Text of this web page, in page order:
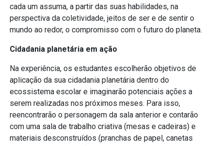
cada um assuma, a partir das suas habilidades, na
perspectiva da coletividade, jeitos de ser e de sentir o
mundo ao redor, o compromisso com o futuro do planeta.
Cidadania planetária em ação
Na experiência, os estudantes escolherão objetivos de
aplicação da sua cidadania planetária dentro do
ecossistema escolar e imaginarão potenciais ações a
serem realizadas nos próximos meses. Para isso,
reencontrarão o personagem da sala anterior e contarão
com uma sala de trabalho criativa (mesas e cadeiras) e
materiais desconstruídos (pranchas de papel, canetas